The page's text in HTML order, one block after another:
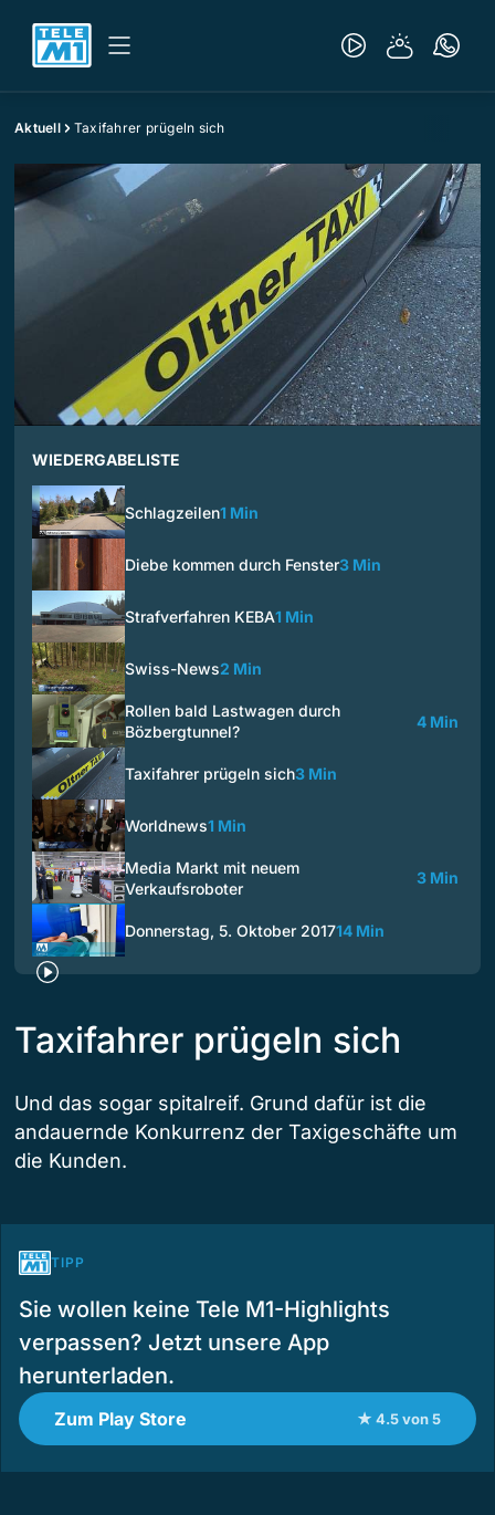
Aktuell Taxifahrer prügeln sich
WIEDERGABELISTE
Schlagzeilen1 Min
Diebe kommen durch Fenster3 Min
Strafverfahren KEBA1 Min
Swiss-News2 Min
Rollen bald Lastwagen durch
Bözbergtunnel?
4 Min
Taxifahrer prügeln sich3 Min
Worldnews1 Min
Media Markt mit neuem
Verkaufsroboter
3 Min
Donnerstag, 5. Oktober 201714 Min
Taxifahrer prügeln sich
Und das sogar spitalreif. Grund dafür ist die
andauernde Konkurrenz der Taxigeschäfte um
die Kunden.
TIPP
Sie wollen keine Tele M1-Highlights
verpassen? Jetzt unsere App
herunterladen.
Zum Play Store ★ 4.5 von 5